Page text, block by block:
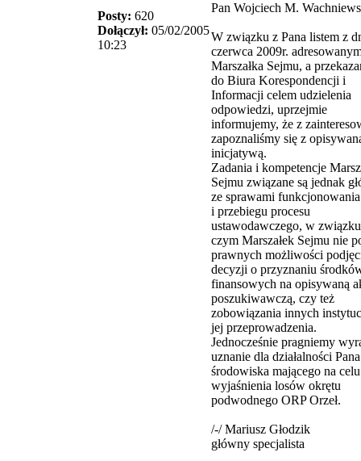
Posty: 620
Dołączył: 05/02/2005
10:23
Pan Wojciech M.
W związku z Pana listem z
czerwca 2009r.
Marszałka Sejmu, a
do Biura Korespondencji i
Informacji celem udzielenia
odpowiedzi, uprzejmie
informujemy, że z
zapoznaliśmy się z
inicjatywą.
Zadania i kompetencje
Sejmu związane są jednak
ze sprawami
i przebiegu procesu
ustawodawczego, w
czym Marszałek Sejmu nie
prawnych możliwości
decyzji o przyznaniu
finansowych na opisywaną
poszukiwawczą, czy też
zobowiązania innych
jej przeprowadzenia.
Jednocześnie pragniemy
uznanie dla działalności Pana
środowiska mającego na celu
wyjaśnienia losów okrętu
podwodnego ORP Orzeł.
/-/ Mariusz Głodzik
główny specjalista